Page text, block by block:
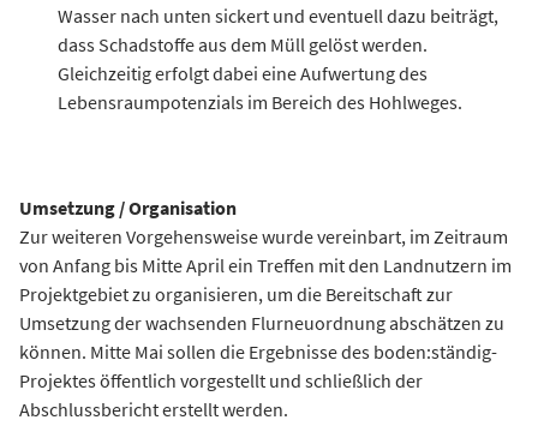
Wasser nach unten sickert und eventuell dazu beiträgt,
dass Schadstoffe aus dem Müll gelöst werden.
Gleichzeitig erfolgt dabei eine Aufwertung des
Lebensraumpotenzials im Bereich des Hohlweges.
Umsetzung / Organisation
Zur weiteren Vorgehensweise wurde vereinbart, im Zeitraum
von Anfang bis Mitte April ein Treffen mit den Landnutzern im
Projektgebiet zu organisieren, um die Bereitschaft zur
Umsetzung der wachsenden Flurneuordnung abschätzen zu
können. Mitte Mai sollen die Ergebnisse des boden:ständig-
Projektes öffentlich vorgestellt und schließlich der
Abschlussbericht erstellt werden.